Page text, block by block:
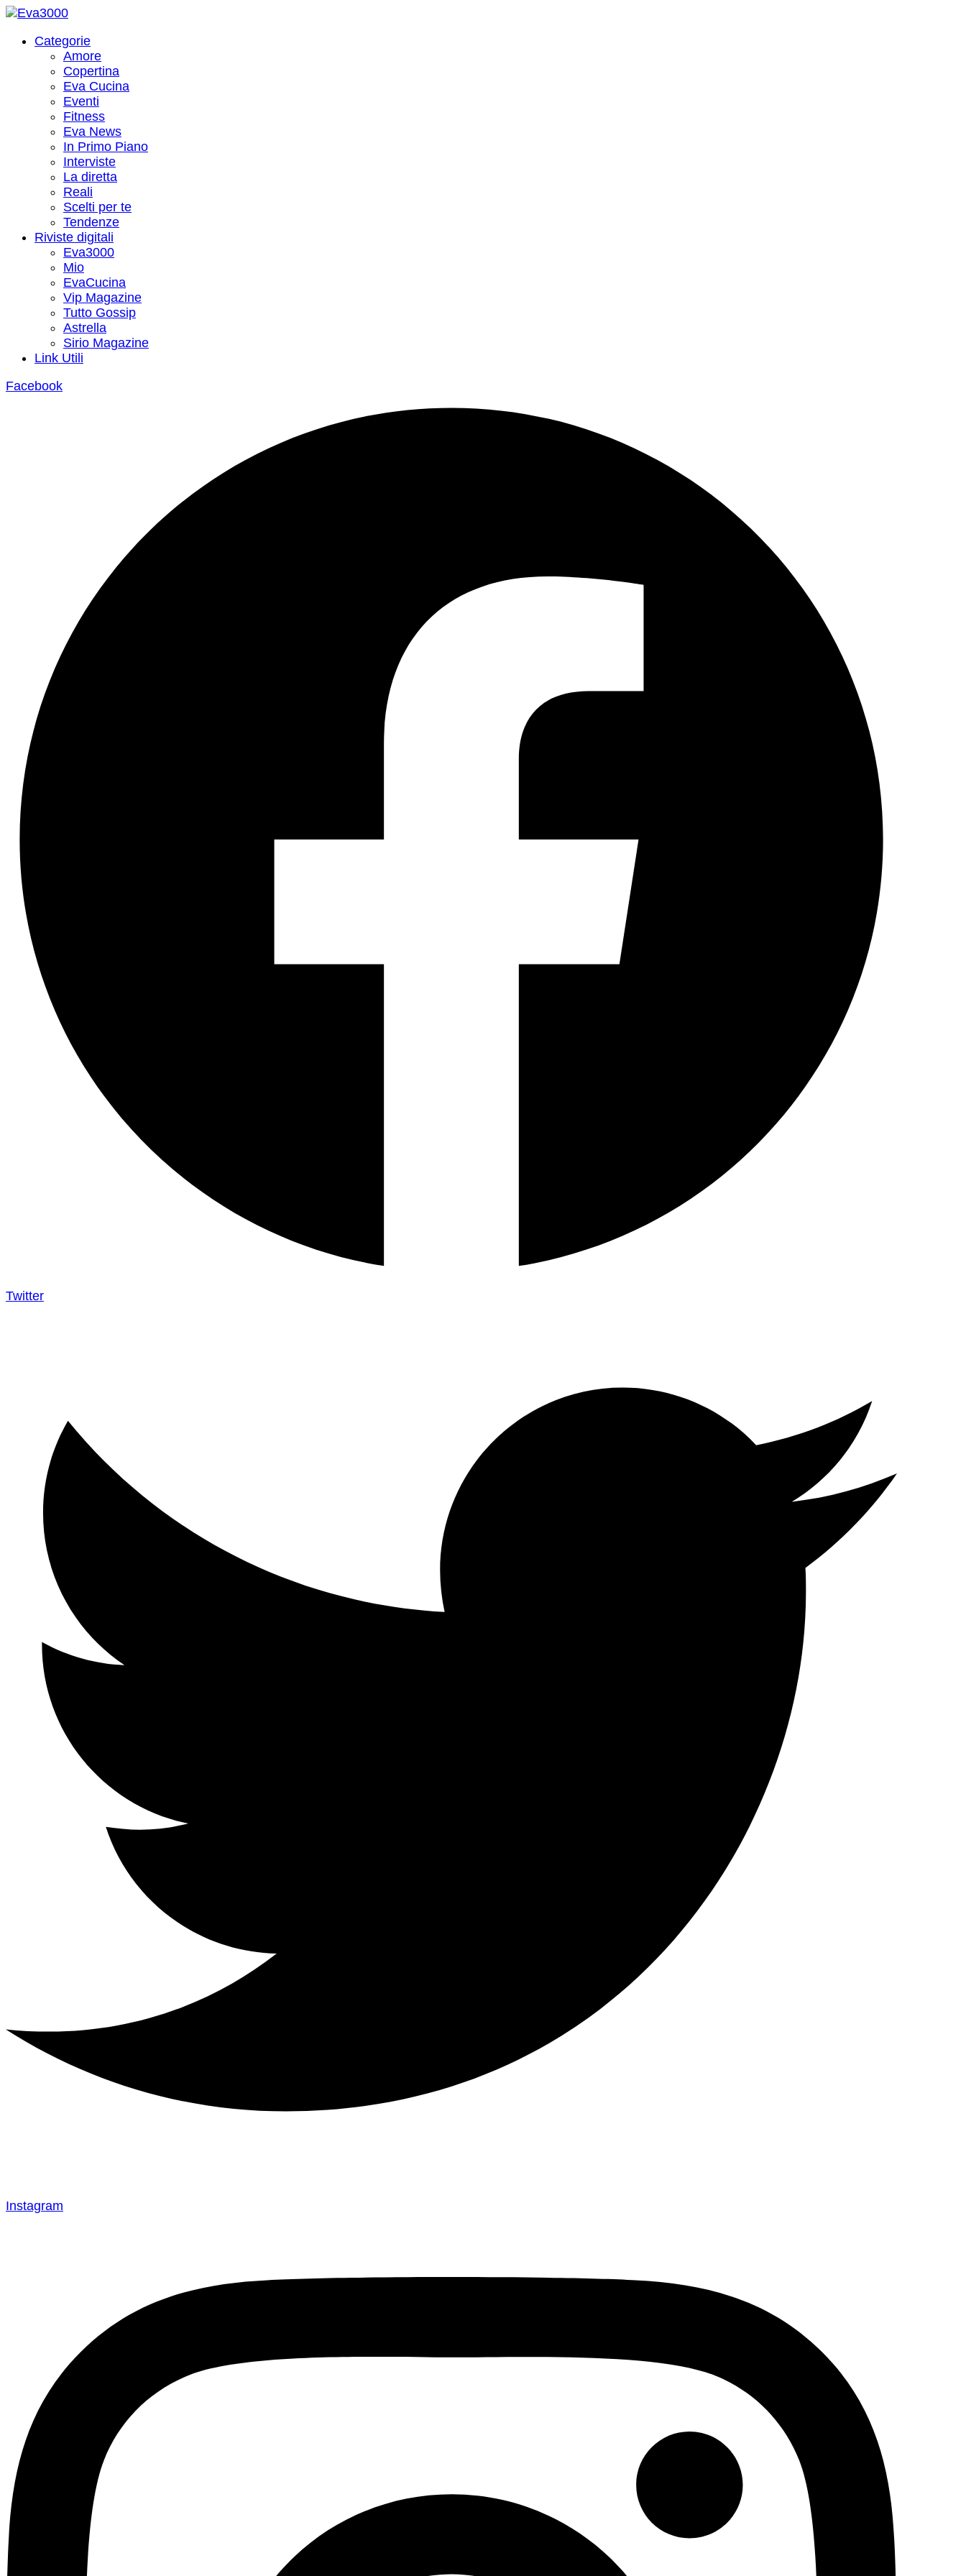
Categorie
Amore
Copertina
Eva Cucina
Eventi
Fitness
Eva News
In Primo Piano
Interviste
La diretta
Reali
Scelti per te
Tendenze
Riviste digitali
Eva3000
Mio
EvaCucina
Vip Magazine
Tutto Gossip
Astrella
Sirio Magazine
Link Utili
Facebook
Twitter
Instagram